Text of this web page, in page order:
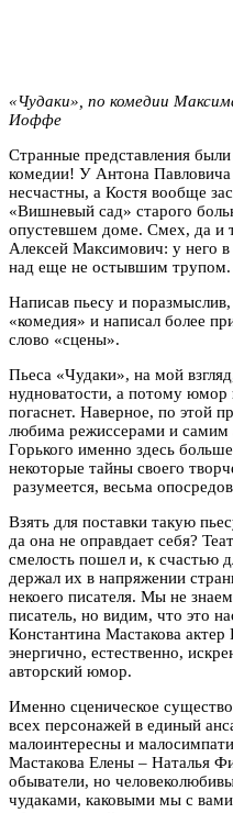
«Чудаки», по комедии
Иоффе
Странные представления
комедии! У Антона Павловича
несчастны, а Костя вообще
«Вишневый сад» старого
опустевшем доме. Смех, да и
Алексей Максимович: у него
над еще не остывшим трупом.
Написав пьесу и поразмыслив,
«комедия» и написал более
слово «сцены».
Пьеса «Чудаки», на мой
нудноватости, а потому юмор
погаснет. Наверное, по этой
любима режиссерами и самим
Горького именно здесь
некоторые тайны своего
разумеется, весьма
Взять для поставки такую
да она не оправдает себя?
смелость пошел и, к счастью
держал их в напряжении
некоего писателя. Мы не
писатель, но видим, что это
Константина Мастакова
энергично, естественно,
авторский юмор.
Именно сценическое
всех персонажей в единый
малоинтересны и
Мастакова Елены – Наталья
обыватели, но
чудаками, каковыми мы с